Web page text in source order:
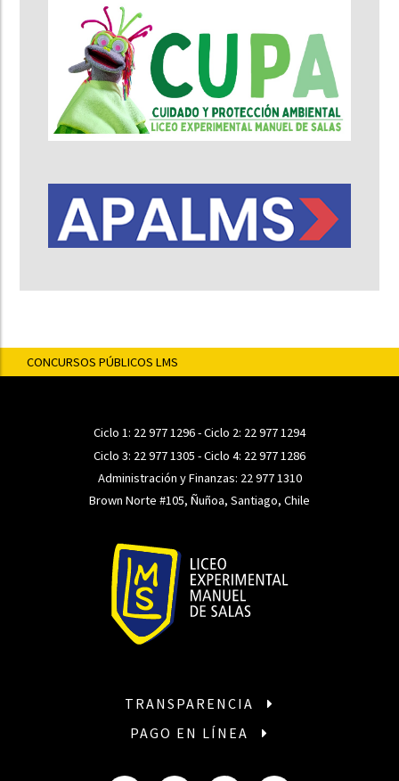
CONCURSOS PÚBLICOS LMS
Ciclo 1: 22 977 1296- Ciclo 2: 22 977 1294
Ciclo 3: 22 977 1305 - Ciclo 4: 22 977 1286
Administración y Finanzas: 22 977 1310
Brown Norte #105, Ñuñoa, Santiago, Chile
TRANSPARENCIA
PAGO EN LÍNEA